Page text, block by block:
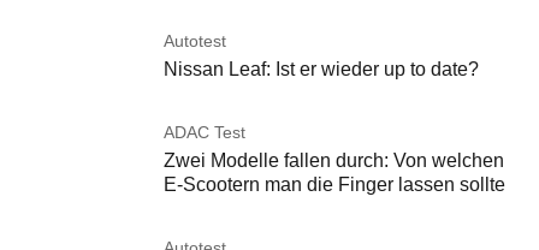
Autotest
Nissan Leaf: Ist er wieder up to date?
ADAC Test
Zwei Modelle fallen durch: Von welchen
E-Scootern man die Finger lassen sollte